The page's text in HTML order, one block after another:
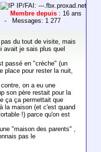
IP/FAI: ---.fbx.proxad.net
Membre depuis : 16 ans
- Messages: 1 277
du tout de visite, mais
avait je sais plus quel
passé en "crèche" (un
place pour rester la nuit,
on a eu une
son père restait pour la
ça ça permettait que
la maison (et c'est quand
!) parce qu'on est
"maison des parents" ,
pas le